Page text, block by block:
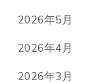
2026年5月
2026年4月
2026年3月